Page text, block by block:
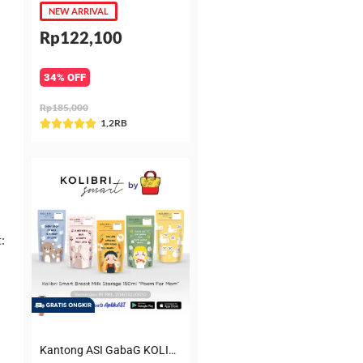
NEW ARRIVAL
Rp122,100
34% OFF
Rp185,000
Rated
of
1,2RB
Kantong ASI GabaG KOLIBRI KASIP 150 ml Poem for Mom